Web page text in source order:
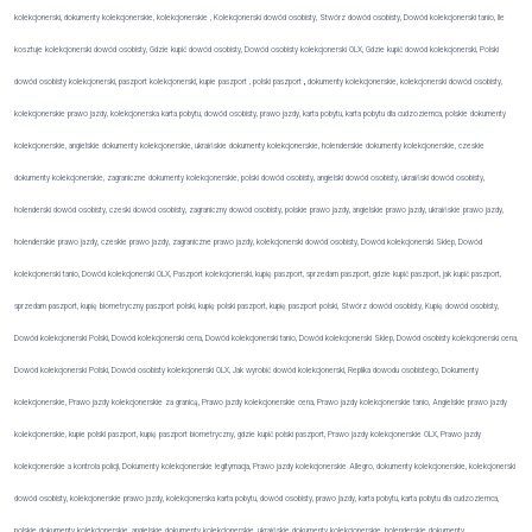
kolekcjonerski, dokumenty kolekcjonerskie, kolekcjonerskie , Kolekcjonerski dowód osobisty, Stwórz dowód osobisty, Dowód kolekcjonerski tanio, Ile
kosztuje kolekcjonerski dowód osobisty, Gdzie kupić dowód osobisty, Dowód osobisty kolekcjonerski OLX, Gdzie kupić dowód kolekcjonerski, Polski
dowód osobisty kolekcjonerski, paszport kolekcjonerski, kupie paszport , polski paszport , dokumenty kolekcjonerskie, kolekcjonerski dowód osobisty,
kolekcjonerskie prawo jazdy, kolekcjonerska karta pobytu, dowód osobisty, prawo jazdy, karta pobytu, karta pobytu dla cudzoziemca, polskie dokumenty
kolekcjonerskie, angielskie dokumenty kolekcjonerskie, ukraińskie dokumenty kolekcjonerskie, holenderskie dokumenty kolekcjonerskie, czeskie
dokumenty kolekcjonerskie, zagraniczne dokumenty kolekcjonerskie, polski dowód osobisty, angielski dowód osobisty, ukraiński dowód osobisty,
holenderski dowód osobisty, czeski dowód osobisty, zagraniczny dowód osobisty, polskie prawo jazdy, angielskie prawo jazdy, ukraińskie prawo jazdy,
holenderskie prawo jazdy, czeskie prawo jazdy, zagraniczne prawo jazdy, kolekcjonerski dowód osobisty, Dowód kolekcjonerski Sklep, Dowód
kolekcjonerski tanio, Dowód kolekcjonerski OLX, Paszport kolekcjonerski, kupię paszport, sprzedam paszport, gdzie kupić paszport, jak kupić paszport,
sprzedam paszport, kupię biometryczny paszport polski, kupię polski paszport, kupię paszport polski, Stwórz dowód osobisty, Kupię dowód osobisty,
Dowód kolekcjonerski Polski, Dowód kolekcjonerski cena, Dowód kolekcjonerski tanio, Dowód kolekcjonerski Sklep, Dowód osobisty kolekcjonerski cena,
Dowód kolekcjonerski Polski, Dowód osobisty kolekcjonerski OLX, Jak wyrobić dowód kolekcjonerski, Replika dowodu osobistego, Dokumenty
kolekcjonerskie, Prawo jazdy kolekcjonerskie za granicą, Prawo jazdy kolekcjonerskie cena, Prawo jazdy kolekcjonerskie tanio, Angielskie prawo jazdy
kolekcjonerskie, kupie polski paszport, kupię paszport biometryczny, gdzie kupić polski paszport, Prawo jazdy kolekcjonerskie OLX, Prawo jazdy
kolekcjonerskie a kontrola policji, Dokumenty kolekcjonerskie legitymacja, Prawo jazdy kolekcjonerskie Allegro, dokumenty kolekcjonerskie, kolekcjonerski
dowód osobisty, kolekcjonerskie prawo jazdy, kolekcjonerska karta pobytu, dowód osobisty, prawo jazdy, karta pobytu, karta pobytu dla cudzoziemca,